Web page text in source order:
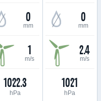
0
mm
1
m/s
1022.3
hPa
0
mm
2.4
m/s
1021
hPa